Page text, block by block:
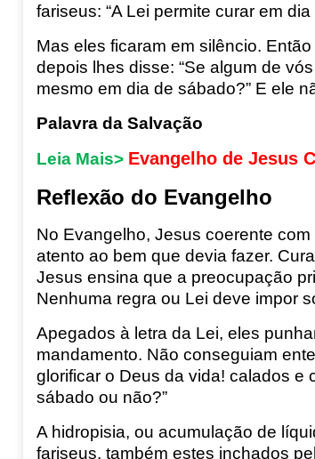
fariseus: “A Lei permite curar em
Mas eles ficaram em silêncio.
depois lhes disse: “Se algum de
mesmo em dia de sábado?” E ele
Palavra da Salvação
Leia Mais> Evangelho de Jesus
Reflexão do Evangelho
No Evangelho, Jesus coerente
atento ao bem que devia fazer.
Jesus ensina que a preocupação
Nenhuma regra ou Lei deve impor
Apegados à letra da Lei, eles
mandamento. Não conseguiam
glorificar o Deus da vida! calados e
sábado ou não?”
A hidropisia, ou acumulação de
fariseus, também estes inchados